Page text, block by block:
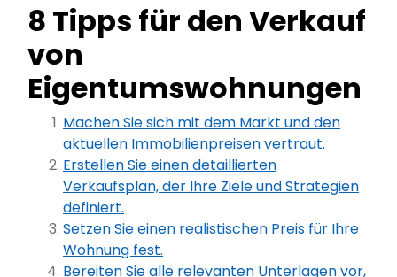
8 Tipps für den Verkauf
von
Eigentumswohnungen
Machen Sie sich mit dem Markt und den
aktuellen Immobilienpreisen vertraut.
Erstellen Sie einen detaillierten
Verkaufsplan, der Ihre Ziele und Strategien
definiert.
Setzen Sie einen realistischen Preis für Ihre
Wohnung fest.
Bereiten Sie alle relevanten Unterlagen vor,